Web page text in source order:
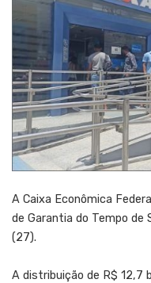
A Caixa Econômica
de Garantia do Tempo
(27).
A distribuição de R$ 12,7